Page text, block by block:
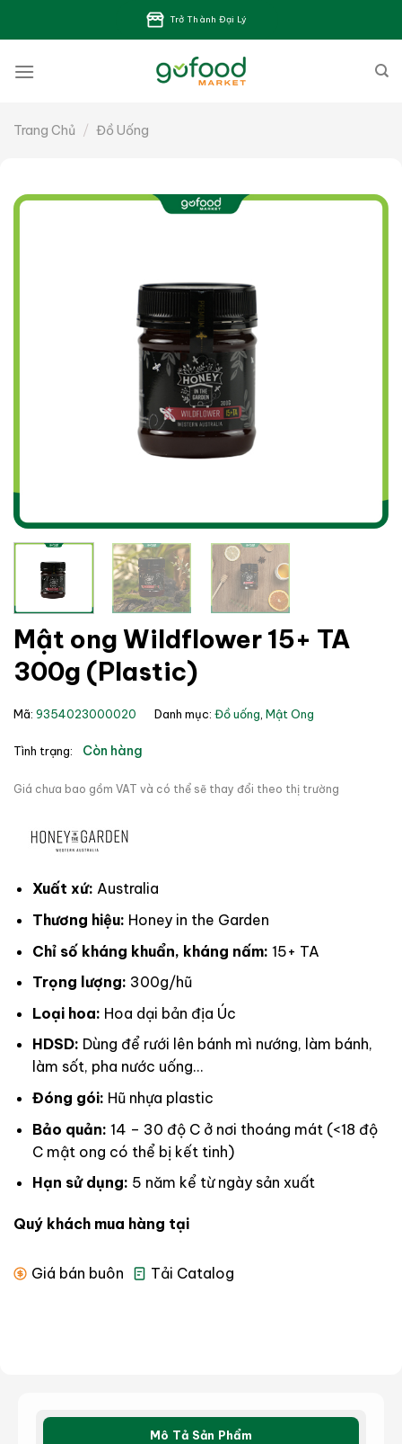
dung
Trở Thành Đại Lý
Trang Chủ / Đồ Uống
Mật ong Wildflower 15+ TA
300g (Plastic)
Mã: 9354023000020 Danh mục: Đồ uống, Mật Ong
Tình trạng: Còn hàng
Giá chưa bao gồm VAT và có thể sẽ thay đổi theo thị trường
Xuất xứ: Australia
Thương hiệu: Honey in the Garden
Chỉ số kháng khuẩn, kháng nấm: 15+ TA
Trọng lượng: 300g/hũ
Loại hoa: Hoa dại bản địa Úc
HDSD: Dùng để rưới lên bánh mì nướng, làm bánh,
làm sốt, pha nước uống…
Đóng gói: Hũ nhựa plastic
Bảo quản: 14 – 30 độ C ở nơi thoáng mát (<18 độ
C mật ong có thể bị kết tinh)
Hạn sử dụng: 5 năm kể từ ngày sản xuất
Quý khách mua hàng tại
Giá bán buôn Tải Catalog
Mô Tả Sản Phẩm